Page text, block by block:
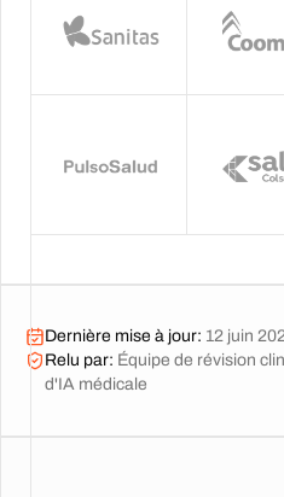
Dernière mise à jour: 12 juin
Relu par: Équipe de révision
d'IA médicale